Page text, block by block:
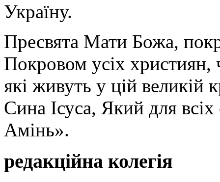
Україну.
Пресвята Мати Божа,
Покровом усіх християн,
які живуть у цій великій
Сина Ісуса, Який для
Амінь».
редакційна колегія